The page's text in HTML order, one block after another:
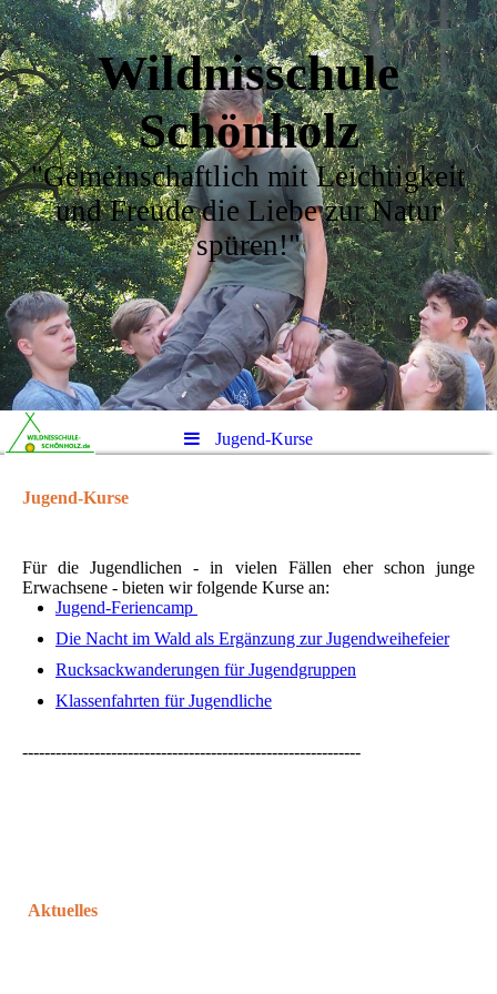
Wildnisschule
Schönholz
"Gemeinschaftlich mit Leichtigkeit
und Freude die Liebe zur Natur
spüren!"
Jugend-Kurse
Jugend-Kurse
Für die Jugendlichen - in vielen Fällen eher schon junge
Erwachsene - bieten wir folgende Kurse an:
Jugend-Feriencamp
Die Nacht im Wald als Ergänzung zur Jugendweihefeier
Rucksackwanderungen für Jugendgruppen
Klassenfahrten für Jugendliche
-------------------------------------------------------------
Aktuelles